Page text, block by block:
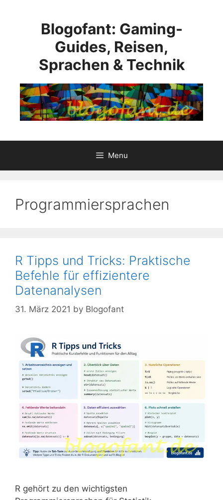
Blogofant: Gaming-
Guides, Reisen,
Sprachen & Technik
Menu
Programmiersprachen
R Tipps und Tricks: Praktische
Befehle für effizientere
Datenanalysen
31. März 2021 by Blogofant
R gehört zu den wichtigsten